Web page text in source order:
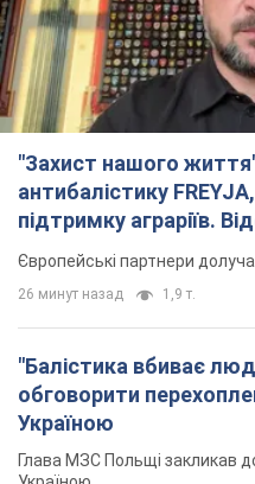
"Захист нашого
антибалістику
підтримку аграріїв.
Європейські партнери
26 минут назад 1,9 т.
"Балістика вбиває
обговорити
Україною
Глава МЗС Польщі закликав